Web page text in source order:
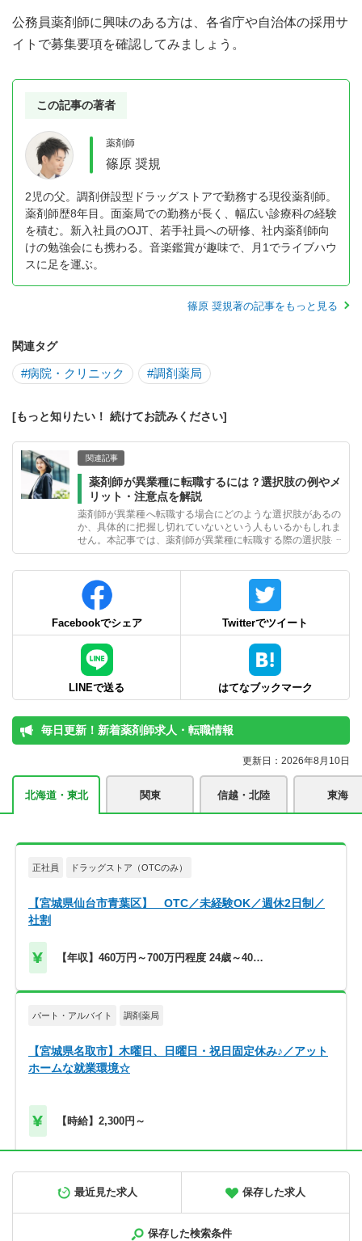
公務員薬剤師に興味のある方は、各省庁や自治体の採用サ
イトで募集要項を確認してみましょう。
この記事の著者
薬剤師
篠原 奨規
2児の父。調剤併設型ドラッグストアで勤務する現役薬剤師。
薬剤師歴8年目。面薬局での勤務が長く、幅広い診療科の経験
を積む。新入社員のOJT、若手社員への研修、社内薬剤師向
けの勉強会にも携わる。音楽鑑賞が趣味で、月1でライブハウ
スに足を運ぶ。
篠原 奨規著の記事をもっと見る
関連タグ
#病院・クリニック #調剤薬局
[もっと知りたい！ 続けてお読みください]
関連記事
薬剤師が異業種に転職するには？選択肢の例やメ
リット・注意点を解説
薬剤師が異業種へ転職する場合にどのような選択肢があるの
か、具体的に把握し切れていないという人もいるかもしれま
せん。本記事では、薬剤師が異業種に転職する際の選択肢や
メリット、注意点などについてお伝えします。
Facebookでシェア Twitterでツイート
LINEで送る はてなブックマーク
毎日更新！新着薬剤師求人・転職情報
更新日：2026年8月10日
北海道・東北 関東 信越・北陸 東海
正社員 ドラッグストア（OTCのみ）
【宮城県仙台市青葉区】 OTC／未経験OK／週休2日制／
社割
【年収】460万円～700万円程度 24歳～40歳
パート・アルバイト 調剤薬局
【宮城県名取市】木曜日、日曜日・祝日固定休み♪／アット
ホームな就業環境☆
【時給】2,300円～
【北海道旭川市】高給与！580万円～／メディカルビレッジ
内の調剤薬局です＜薬剤師＞
最近見た求人 保存した求人
保存した検索条件